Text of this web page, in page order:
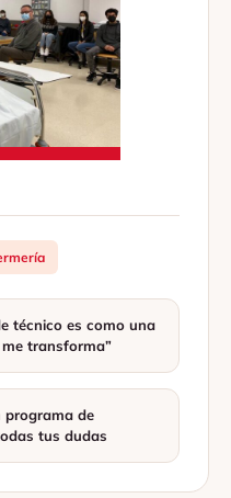
técnico es como una
transforma”
programa de
tus dudas